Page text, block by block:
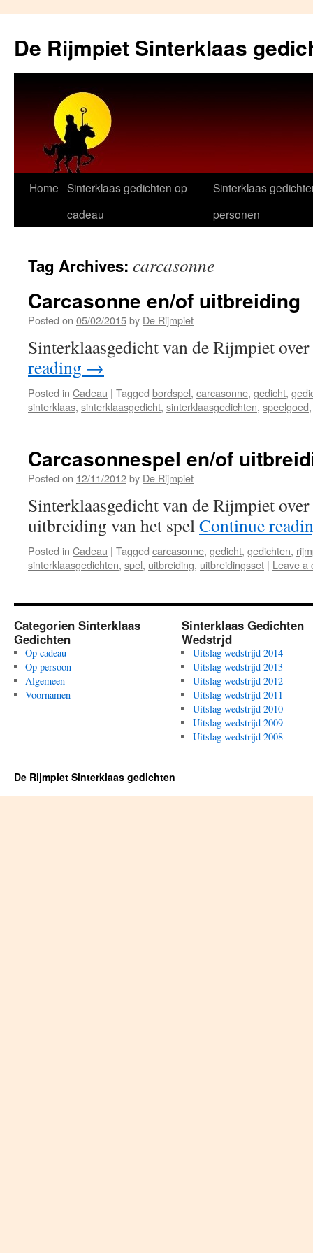
content
De Rijmpiet Sinterklaas
Home Sinterklaas gedichten op
cadeau
Sinterklaas
personen
Tag Archives: carcasonne
Carcasonne en/of uitbreiding
Posted on 05/02/2015by De Rijmpiet
Sinterklaasgedicht van de Rijmpiet
reading →
Posted in Cadeau | Tagged bordspel, carcasonne, gedicht,
sinterklaas, sinterklaasgedicht, sinterklaasgedichten, speelgoed
Carcasonnespel en/of
Posted on 12/11/2012by De Rijmpiet
Sinterklaasgedicht van de Rijmpiet
uitbreiding van het spelContinue
Posted in Cadeau | Tagged carcasonne, gedicht, gedichten,
sinterklaasgedichten, spel, uitbreiding, uitbreidingsset | Leave a
Categorien Sinterklaas
Gedichten
Op cadeau
Op persoon
Algemeen
Voornamen
Sinterklaas Gedichten
Wedstrjd
Uitslag wedstrijd 2014
Uitslag wedstrijd 2013
Uitslag wedstrijd 2012
Uitslag wedstrijd 2011
Uitslag wedstrijd 2010
Uitslag wedstrijd 2009
Uitslag wedstrijd 2008
De Rijmpiet Sinterklaas gedichten